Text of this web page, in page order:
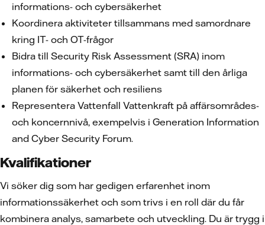
informations- och cybersäkerhet
Koordinera aktiviteter tillsammans med samordnare
kring IT- och OT-frågor
Bidra till Security Risk Assessment (SRA) inom
informations- och cybersäkerhet samt till den årliga
planen för säkerhet och resiliens
Representera Vattenfall Vattenkraft på affärsområdes-
och koncernnivå, exempelvis i Generation Information
and Cyber Security Forum.
Kvalifikationer
Vi söker dig som har gedigen erfarenhet inom
informationssäkerhet och som trivs i en roll där du får
kombinera analys, samarbete och utveckling. Du är trygg i